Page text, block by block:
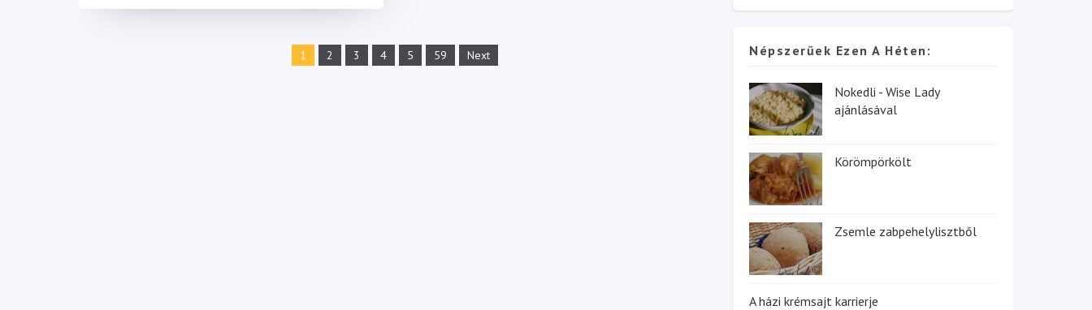
1 2 3 4 5 59 Next Népszerűek Ezen A Héten:
Nokedli - Wise Lady
ajánlásával
Körömpörkölt
Zsemle zabpehelylisztből
A házi krémsajt karrierje